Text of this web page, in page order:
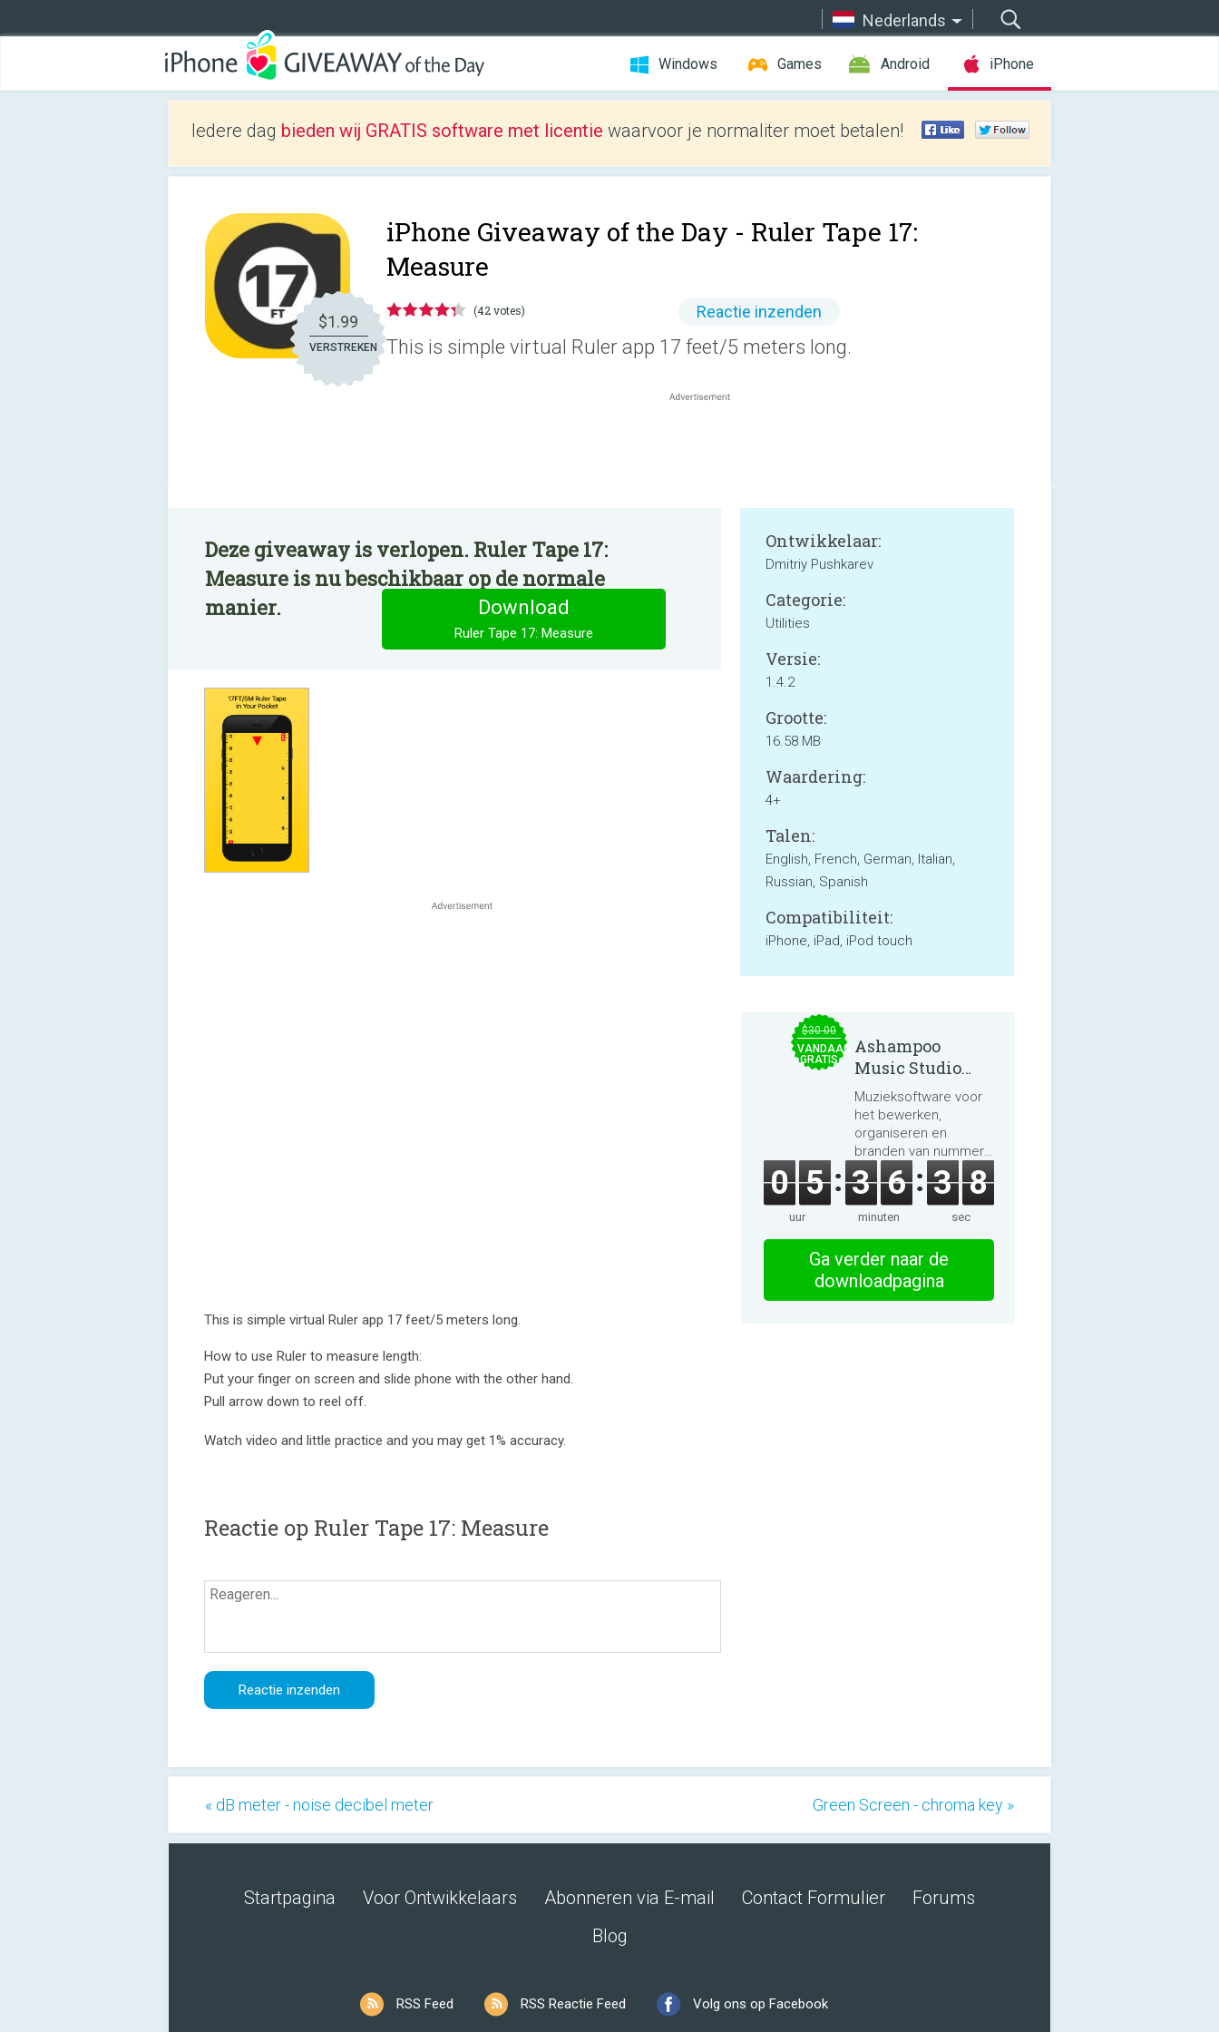
Nederlands
Windows Games Android iPhone
Iedere dag bieden wij GRATIS software met licentie waarvoor je normaliter moet betalen!
$1.99
VERSTREKEN
iPhone Giveaway of the Day - Ruler Tape 17:
Measure
(42 votes) Reactie inzenden
This is simple virtual Ruler app 17 feet/5 meters long.
Deze giveaway is verlopen. Ruler Tape 17:
Measure is nu beschikbaar op de normale
manier.
Download
Ruler Tape 17: Measure
This is simple virtual Ruler app 17 feet/5 meters long.
How to use Ruler to measure length:
Put your finger on screen and slide phone with the other hand.
Pull arrow down to reel off.
Watch video and little practice and you may get 1% accuracy.
Ontwikkelaar:
Dmitriy Pushkarev
Categorie:
Utilities
Versie:
1.4.2
Grootte:
16.58 MB
Waardering:
4+
Talen:
English, French, German, Italian,
Russian, Spanish
Compatibiliteit:
iPhone, iPad, iPod touch
Reactie op Ruler Tape 17: Measure
$30.00
VANDAAG
GRATIS
Ashampoo
Music Studio
2025
Muzieksoftware voor
het bewerken,
organiseren en
branden van nummers
en audioboeken.
0 5
uur
3 6
minuten
3 7
sec
Ga verder naar de
downloadpagina
« dB meter - noise decibel meter Green Screen - chroma key »
Startpagina Voor Ontwikkelaars Abonneren via E-mail Contact Formulier
Forums
Blog
RSS Feed RSS Reactie Feed Volg ons op Facebook